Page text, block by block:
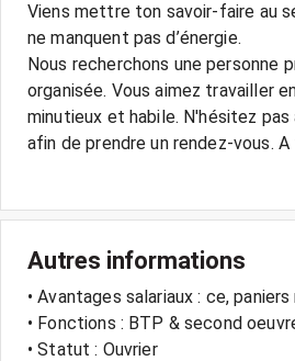
Viens mettre ton savoir-faire au
ne manquent pas d’énergie.
Nous recherchons une personne
organisée. Vous aimez travailler
minutieux et habile. N'hésitez pas
afin de prendre un rendez-vous.
Autres informations
• Avantages salariaux : ce, paniers
• Fonctions : BTP & second
• Statut : Ouvrier